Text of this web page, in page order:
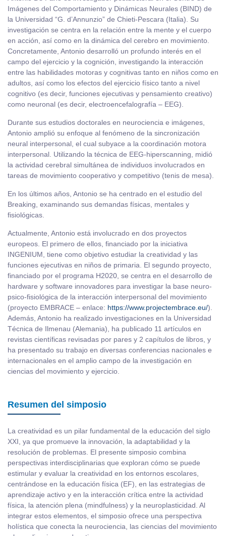
Imágenes del Comportamiento y Dinámicas Neurales (BIND) de
la Universidad “G. d’Annunzio” de Chieti-Pescara (Italia). Su
investigación se centra en la relación entre la mente y el cuerpo
en acción, así como en la dinámica del cerebro en movimiento.
Concretamente, Antonio desarrolló un profundo interés en el
campo del ejercicio y la cognición, investigando la interacción
entre las habilidades motoras y cognitivas tanto en niños como en
adultos, así como los efectos del ejercicio físico tanto a nivel
cognitivo (es decir, funciones ejecutivas y pensamiento creativo)
como neuronal (es decir, electroencefalografía – EEG).
Durante sus estudios doctorales en neurociencia e imágenes,
Antonio amplió su enfoque al fenómeno de la sincronización
neural interpersonal, el cual subyace a la coordinación motora
interpersonal. Utilizando la técnica de EEG-hiperscanning, midió
la actividad cerebral simultánea de individuos involucrados en
tareas de movimiento cooperativo y competitivo (tenis de mesa).
En los últimos años, Antonio se ha centrado en el estudio del
Breaking, examinando sus demandas físicas, mentales y
fisiológicas.
Actualmente, Antonio está involucrado en dos proyectos
europeos. El primero de ellos, financiado por la iniciativa
INGENIUM, tiene como objetivo estudiar la creatividad y las
funciones ejecutivas en niños de primaria. El segundo proyecto,
financiado por el programa H2020, se centra en el desarrollo de
hardware y software innovadores para investigar la base neuro-
psico-fisiológica de la interacción interpersonal del movimiento
(proyecto EMBRACE – enlace: https://www.projectembrace.eu/).
Además, Antonio ha realizado investigaciones en la Universidad
Técnica de Ilmenau (Alemania), ha publicado 11 artículos en
revistas científicas revisadas por pares y 2 capítulos de libros, y
ha presentado su trabajo en diversas conferencias nacionales e
internacionales en el amplio campo de la investigación en
ciencias del movimiento y ejercicio.
Resumen del simposio
La creatividad es un pilar fundamental de la educación del siglo
XXI, ya que promueve la innovación, la adaptabilidad y la
resolución de problemas. El presente simposio combina
perspectivas interdisciplinarias que exploran cómo se puede
estimular y evaluar la creatividad en los entornos escolares,
centrándose en la educación física (EF), en las estrategias de
aprendizaje activo y en la interacción crítica entre la actividad
física, la atención plena (mindfulness) y la neuroplasticidad. Al
integrar estos elementos, el simposio ofrece una perspectiva
holística que conecta la neurociencia, las ciencias del movimiento